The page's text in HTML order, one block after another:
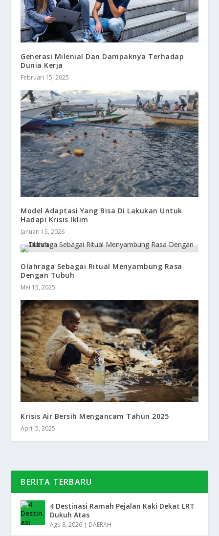
Generasi Milenial Dan Dampaknya Terhadap
Dunia Kerja
Februari 15, 2025
Model Adaptasi Yang Bisa Di Lakukan Untuk
Hadapi Krisis Iklim
Januari 15, 2026
Olahraga Sebagai Ritual Menyambung Rasa
Dengan Tubuh
Mei 15, 2025
Krisis Air Bersih Mengancam Tahun 2025
April 5, 2025
BERITA TERBARU
4 Destinasi Ramah Pejalan Kaki Dekat LRT
Dukuh Atas
Agu 8, 2026 | DAERAH